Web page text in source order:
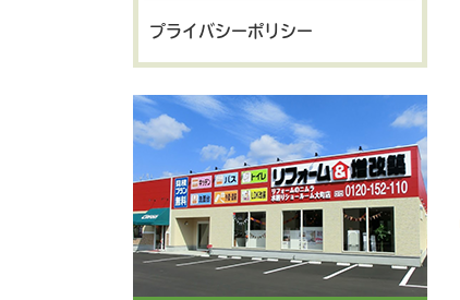
プライバシーポリシー